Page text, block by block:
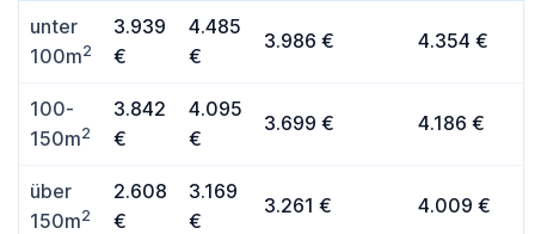
unter
100m2
3.939
€
4.485
€
3.986 € 4.354 €
100-
150m2
3.842
€
4.095
€
3.699 € 4.186 €
über
150m2
2.608
€
3.169
€
3.261 € 4.009 €